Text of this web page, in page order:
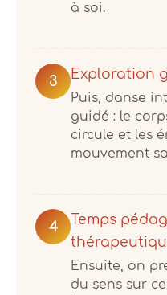
à soi.
3 Exploration
Puis, danse
guidé : le
circule et les
mouvement
4
Temps
Ensuite, on
du sens sur